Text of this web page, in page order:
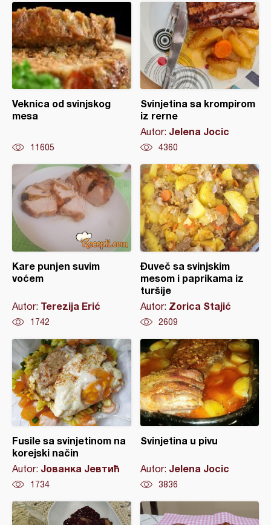
Veknica od svinjskog
mesa
11605
Svinjetina sa krompirom
iz rerne
Autor: Jelena Jocic
4360
Kare punjen suvim
voćem
Autor: Terezija Erić
1742
Đuveč sa svinjskim
mesom i paprikama iz
turšije
Autor: Zorica Stajić
2609
Fusile sa svinjetinom na
korejski način
Autor: Јованка Јевтић
1734
Svinjetina u pivu
Autor: Jelena Jocic
3836